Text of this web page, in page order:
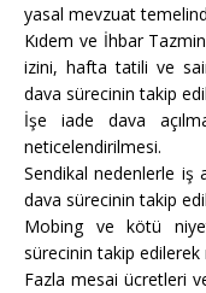
yasal mevzuat
Kıdem ve İhbar
izini, hafta tatili ve
dava sürecinin takip
İşe iade dava
neticelendirilmesi.
Sendikal nedenlerle iş
dava sürecinin takip
Mobing ve kötü
sürecinin takip
Fazla mesai ücretleri